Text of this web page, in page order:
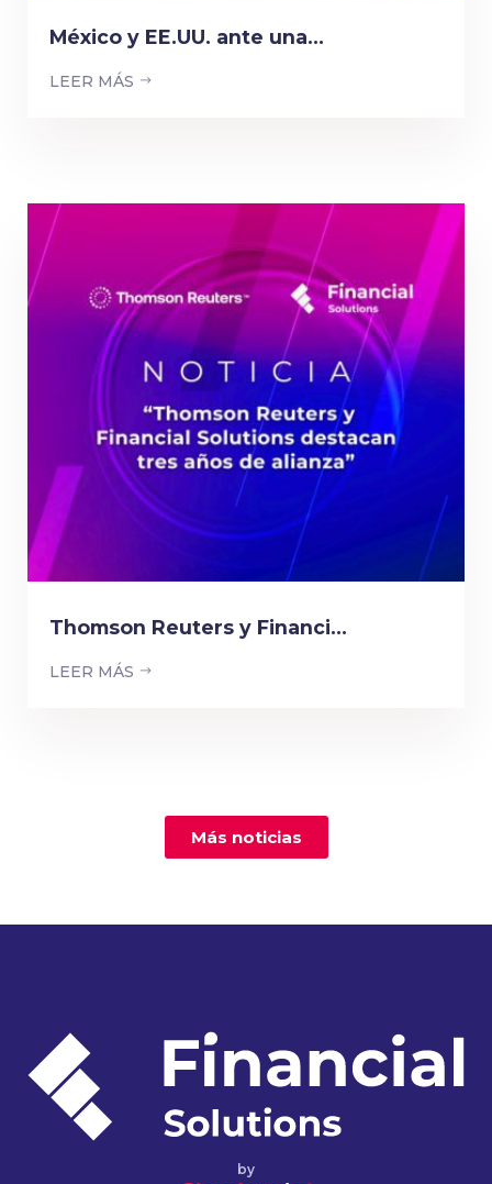
México y EE.UU. ante una...
LEER MÁS
Thomson Reuters y Financi...
LEER MÁS
Más noticias
by